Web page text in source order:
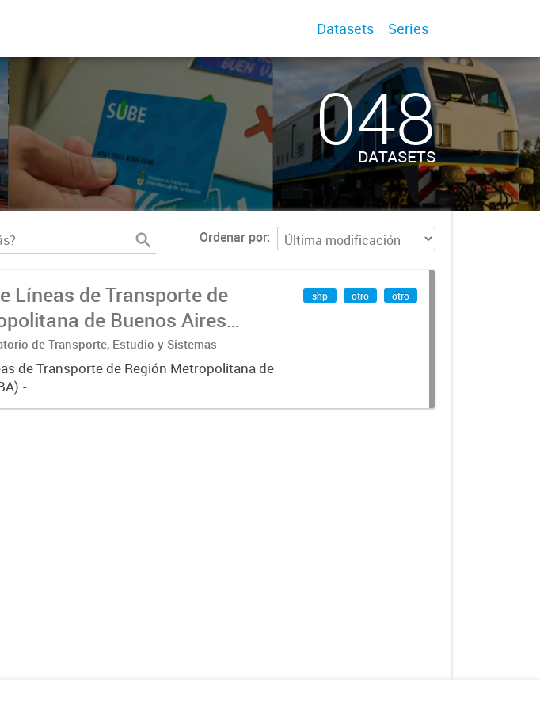
Datasets Series
048
DATASETS
Ordenar por
Líneas de Transporte de
de Buenos Aires
de Transporte, Estudio y Sistemas
de Transporte de Región Metropolitana de
shp otro otro